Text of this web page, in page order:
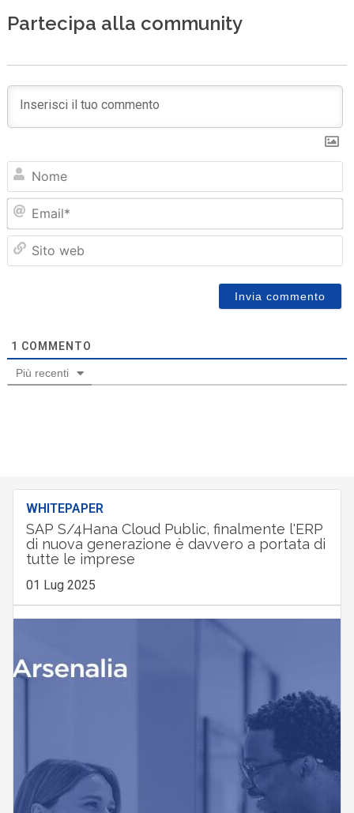
Partecipa alla community
1 COMMENTO
Più recenti
WHITEPAPER
SAP S/4Hana Cloud Public, finalmente l'ERP
di nuova generazione è davvero a portata di
tutte le imprese
01 Lug 2025